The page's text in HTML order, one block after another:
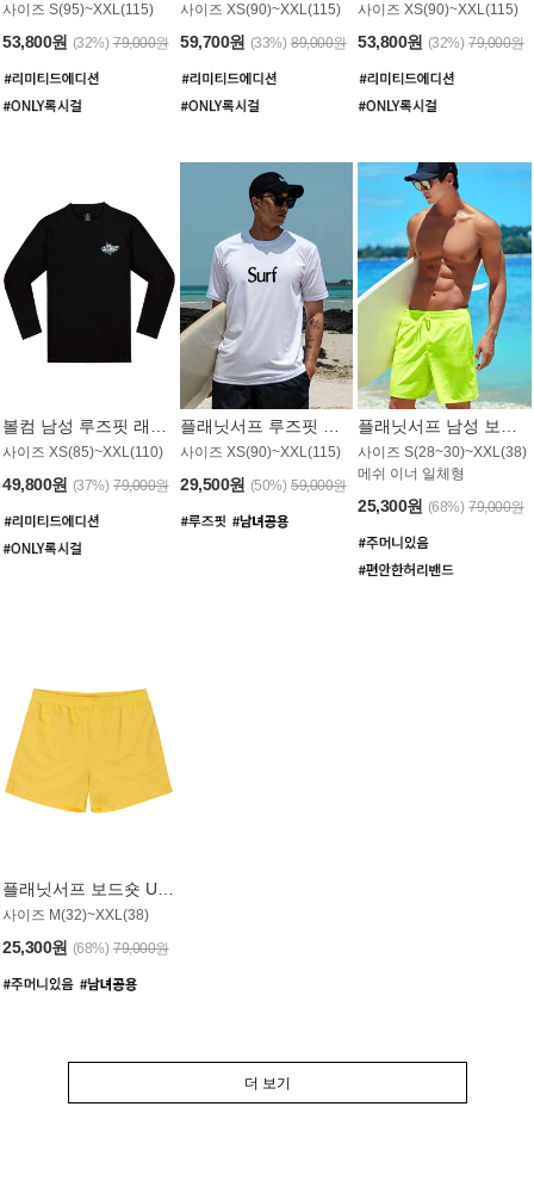
사이즈 S(95)~XXL(115)
53,800원 (32%) 79,000원
사이즈 XS(90)~XXL(115)
59,700원 (33%) 89,000원
사이즈 XS(90)~XXL(115)
53,800원 (32%) 79,000원
사이즈 XS(85)~XXL(110)
49,800원 (37%) 79,000원
사이즈 XS(90)~XXL(115)
29,500원 (50%) 59,000원
사이즈 S(28~30)~XXL(38)
메쉬 이너 일체형
25,300원 (68%) 79,000원
플래닛서프 보드숏 UMB008YPS
사이즈 M(32)~XXL(38)
25,300원 (68%) 79,000원
더 보기